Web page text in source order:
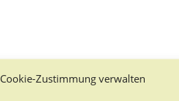
Cookie-Zustimmung verwalten